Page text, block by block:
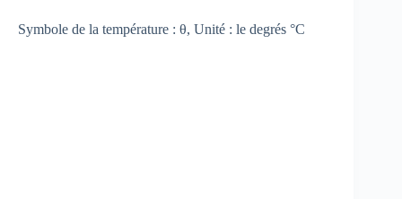
Symbole de la température : θ, Unité : le degrés °C